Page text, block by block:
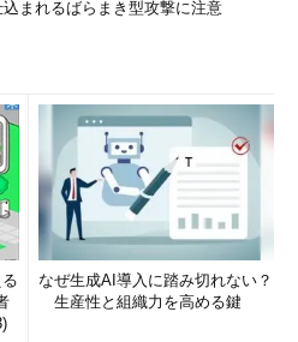
まれるばらまき型攻撃に注意
なぜ生成AI導入に踏み切れない？
生産性と組織力を高める鍵